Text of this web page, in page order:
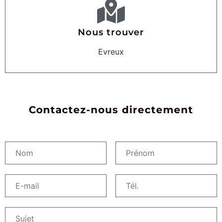
Nous trouver
Evreux
Contactez-nous directement